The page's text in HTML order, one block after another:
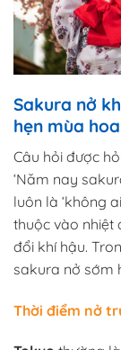
Sakura nở
hẹn mùa hoa
Câu hỏi được
‘Năm nay
luôn là ‘không
thuộc vào nhiệt
đổi khí hậu.
sakura nở sớm
Thời điểm nở